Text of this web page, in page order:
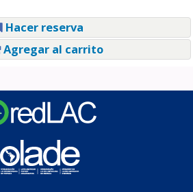
Hacer reserva
Agregar al carrito